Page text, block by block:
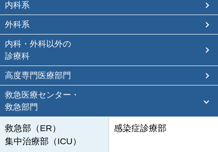
内科系
外科系
内科・外科以外の
診療科
高度専門医療部門
救急医療センター・
救急部門
救急部（ER）
集中治療部（ICU）
感染症診療部